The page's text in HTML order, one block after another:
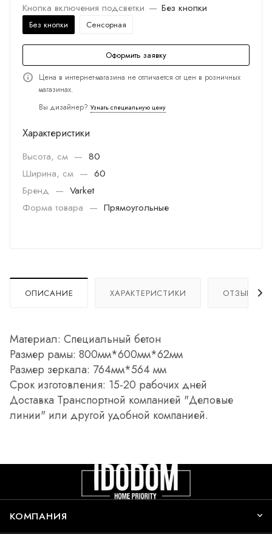
Кнопка включения подсветки — Без кнопки
Без кнопки Сенсорная
Оформить заявку
Цена в интернет-магазина не отличается от цен в розничных
магазинах.
Вы дизайнер? Узнать специальную цену
Характеристики
Высота, см — 80
Ширина, см — 60
Бренд — Varket
Форма товара — Прямоугольные
ОПИСАНИЕ ХАРАКТЕРИСТИКИ ОТЗЫВЫ
Материал: Специальный бетон
Размер рамы: 800мм*600мм*62мм
Размер зеркала: 764мм*564 мм
Срок изготовления: 15-20 рабочих дней
Доставка Транспортной компанией "Деловые
линии" или другой удобной компанией.
КОМПАНИЯ